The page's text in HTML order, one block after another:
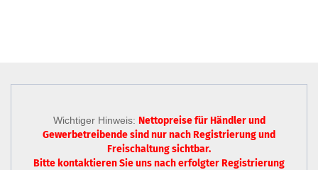
Wichtiger Hinweis: Nettopreise für Händler und
Gewerbetreibende sind nurnach Registrierungund
Freischaltung sichtbar.
Bitte kontaktieren Sie uns nach erfolgter Registrierung